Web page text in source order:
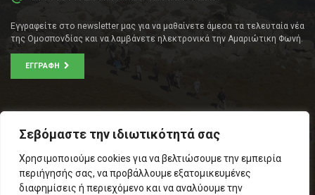
Σεβόμαστε την ιδιωτικότητά σας
Χρησιμοποιούμε cookies για να βελτιώσουμε την εμπειρία
περιήγησής σας, να προβάλλουμε εξατομικευμένες
διαφημίσεις ή περιεχόμενο και να αναλύουμε την
Εγγραφείτε στο newsletter μας για να μαθαίνετε άμεσα τα τελευταία νέα
της Ομοσπονδίας και να λαμβάνετε ηλεκτρονικά την Αμαριώτικη Φωνή.
ΕΓΓΡΑΦΉ
Τ.Κ.: 105 53
Τηλ. – Fax: 210 33 14 346